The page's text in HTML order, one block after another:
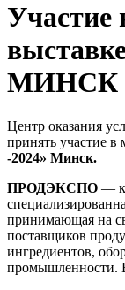
Участие
МИНСК
Центр оказания
принять участие
-2024» Минск.
ПРОДЭКСПО —
принимающая на
поставщиков
ингредиентов,
промышленности.